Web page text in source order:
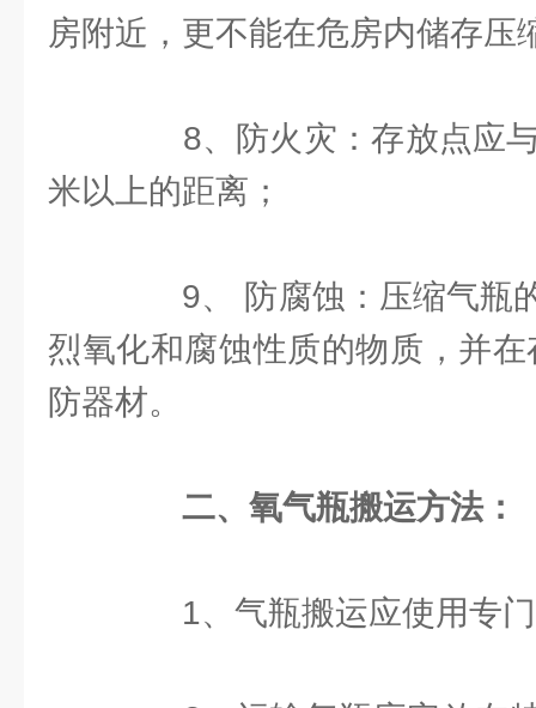
房附近，更不能在危房内储存压
8、防火灾：存放点应与
米以上的距离；
9、 防腐蚀：压缩气瓶
烈氧化和腐蚀性质的物质，并
防器材。
二、氧气瓶搬运方法：
1、气瓶搬运应使用专门